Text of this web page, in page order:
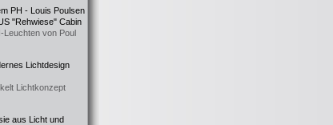
PH - Louis Poulsen
"Rehwiese" Cabin
Leuchten von Poul
Lichtdesign
Lichtkonzept
aus Licht und